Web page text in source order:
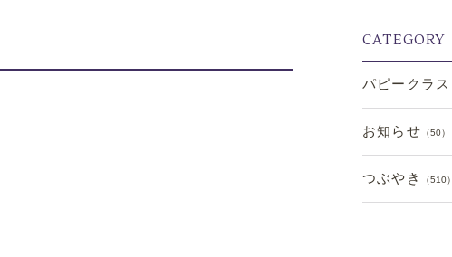
CATEGORY
パピークラス
お知らせ （50）
つぶやき （510）